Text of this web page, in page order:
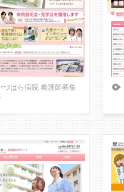
づはら病院 看護師募集